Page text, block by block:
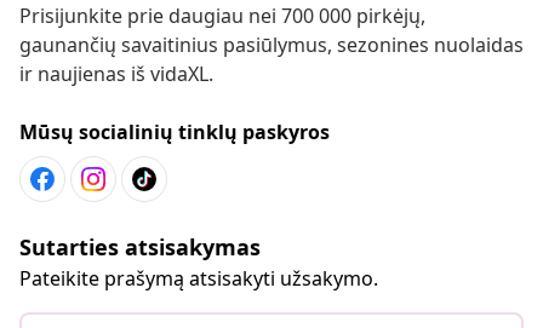
Prisijunkite prie daugiau nei 700 000 pirkėjų,
gaunančių savaitinius pasiūlymus, sezonines nuolaidas
ir naujienas iš vidaXL.
Mūsų socialinių tinklų paskyros
Sutarties atsisakymas
Pateikite prašymą atsisakyti užsakymo.